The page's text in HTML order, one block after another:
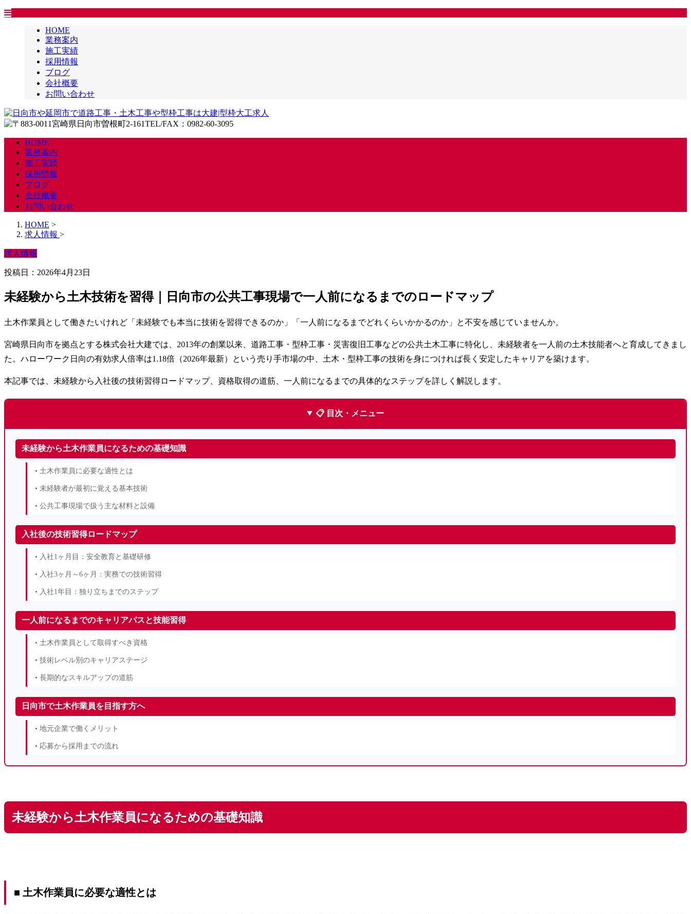
HOME
業務案内
施工実績
採用情報
ブログ
会社概要
お問い合わせ
HOME
業務案内
施工実績
採用情報
ブログ
会社概要
お問い合わせ
HOME >
求人情報 >
求人情報
投稿日：2026年4月23日
未経験から土木技術を習得｜日向市の公共工事現場で一人前になるまでのロードマップ
土木作業員として働きたいけれど「未経験でも本当に技術を習得できるのか」「一人前になるまでどれくらいかかるのか」と不安を感じていませんか。
宮崎県日向市を拠点とする株式会社大建では、2013年の創業以来、道路工事・型枠工事・災害復旧工事などの公共土木工事に特化し、未経験者を一人前の土木技能者へと育成してきまし
た。ハローワーク日向の有効求人倍率は1.18倍（2026年最新）という売り手市場の中、土木・型枠工事の技術を身につければ長く安定したキャリアを築けます。
本記事では、未経験から入社後の技術習得ロードマップ、資格取得の道筋、一人前になるまでの具体的なステップを詳しく解説します。
📋 目次・メニュー
未経験から土木作業員になるための基礎知識
• 土木作業員に必要な適性とは
• 未経験者が最初に覚える基本技術
• 公共工事現場で扱う主な材料と設備
入社後の技術習得ロードマップ
• 入社1ヶ月目：安全教育と基礎研修
• 入社3ヶ月～6ヶ月：実務での技術習得
• 入社1年目：独り立ちまでのステップ
一人前になるまでのキャリアパスと技能習得
• 土木作業員として取得すべき資格
• 技術レベル別のキャリアステージ
• 長期的なスキルアップの道筋
日向市で土木作業員を目指す方へ
• 地元企業で働くメリット
• 応募から採用までの流れ
未経験から土木作業員になるための基礎知識
■ 土木作業員に必要な適性とは